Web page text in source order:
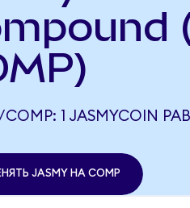
COMP: 1 JASMYCOIN
JASMY НА COMP